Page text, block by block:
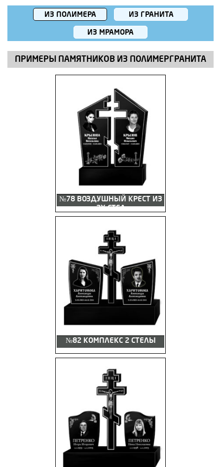
ИЗ ПОЛИМЕРА ИЗ ГРАНИТА
ИЗ МРАМОРА
ПРИМЕРЫ ПАМЯТНИКОВ ИЗ ПОЛИМЕРГРАНИТА
№78 ВОЗДУШНЫЙ КРЕСТ ИЗ
2Х СТЕЛ
№82 КОМПЛЕКС 2 СТЕЛЫ